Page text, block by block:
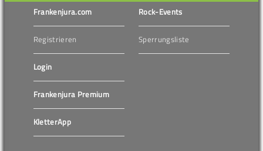
Frankenjura.com
Registrieren
Login
Frankenjura Premium
KletterApp
Rock-Events
Sperrungsliste